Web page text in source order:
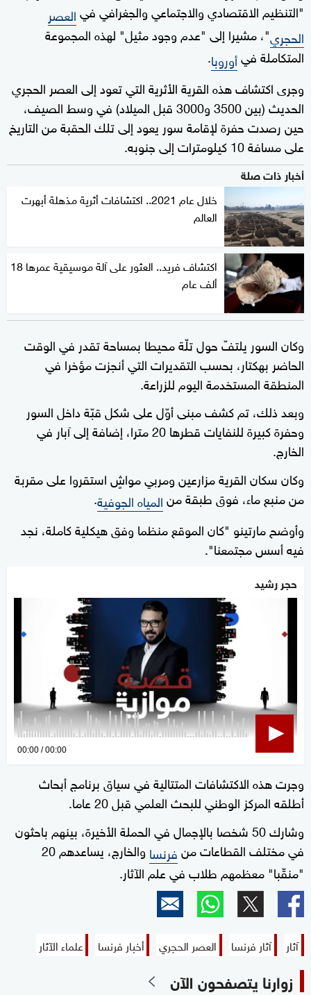
"التنظيم الاقتصادي والاجتماعي والجغرافي فيالعصر
الحجري"، مشيرا إلى "عدم وجود مثيل" لهذه المجموعة
المتكاملة فيأوروبا.
وجرى اكتشاف هذه القرية الأثرية التي تعود إلى العصر الحجري
الحديث (بين 3500 و3000 قبل الميلاد) في وسط الصيف،
حين رصدت حفرة لإقامة سور يعود إلى تلك الحقبة من التاريخ
على مسافة 10 كيلومترات إلى جنوبه.
أخبار ذات صلة
خلال عام 2021.. اكتشافات أثرية مذهلة أبهرت
العالم
اكتشاف فريد.. العثور على آلة موسيقية عمرها 18
ألف عام
وكان السور يلتفّ حول تلّة محيطا بمساحة تقدر في الوقت
الحاضر بهكتار، بحسب التقديرات التي أنجزت مؤخرا في
المنطقة المستخدمة اليوم للزراعة.
وبعد ذلك، تم كشف مبنى أوّل على شكل قبّة داخل السور
وحفرة كبيرة للنفايات قطرها 20 مترا، إضافة إلى آبار في
الخارج.
وكان سكان القرية مزارعين ومربي مواشٍ استقروا على مقربة
من منبع ماء، فوق طبقة منالمياه الجوفية.
وأوضح مارتينو "كان الموقع منظما وفق هيكلية كاملة، نجد
فيه أسس مجتمعنا".
حجر رشيد
0
00:00 00:00
وجرت هذه الاكتشافات المتتالية في سياق برنامج أبحاث
أطلقه المركز الوطني للبحث العلمي قبل 20 عاما.
وشارك 50 شخصا بالإجمال في الحملة الأخيرة، بينهم باحثون
في مختلف القطاعات منفرنسا
والخارج، يساعدهم 20
"منقّبا" معظمهم طلاب في علم الآثار.
آثار آثار فرنسا العصر الحجري أخبار فرنسا علماء الآثار
زوارنا يتصفحون الآن